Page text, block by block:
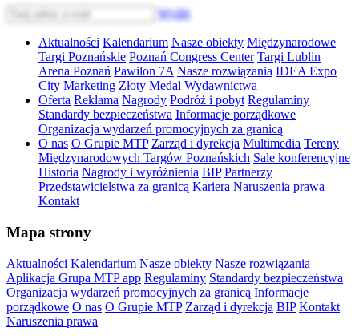
Wyślij
Aktualności Kalendarium Nasze obiekty Międzynarodowe
Targi Poznańskie Poznań Congress Center Targi Lublin
Arena Poznań Pawilon 7A Nasze rozwiązania IDEA Expo
City Marketing Złoty Medal Wydawnictwa
Oferta Reklama Nagrody Podróż i pobyt Regulaminy
Standardy bezpieczeństwa Informacje porządkowe
Organizacja wydarzeń promocyjnych za granicą
O nas O Grupie MTP Zarząd i dyrekcja Multimedia Tereny
Międzynarodowych Targów Poznańskich Sale konferencyjne
Historia Nagrody i wyróżnienia BIP Partnerzy
Przedstawicielstwa za granicą Kariera Naruszenia prawa
Kontakt
Mapa strony
Aktualności Kalendarium Nasze obiekty Nasze rozwiązania
Aplikacja Grupa MTP app Regulaminy Standardy bezpieczeństwa
Organizacja wydarzeń promocyjnych za granicą Informacje
porządkowe O nas O Grupie MTP Zarząd i dyrekcja BIP Kontakt
Naruszenia prawa